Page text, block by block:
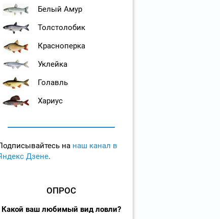
Белый Амур
Толстолобик
Красноперка
Уклейка
Голавль
Хариус
на наш канал в
Дзене.
ОПРОС
Какой ваш любимый вид ловли?